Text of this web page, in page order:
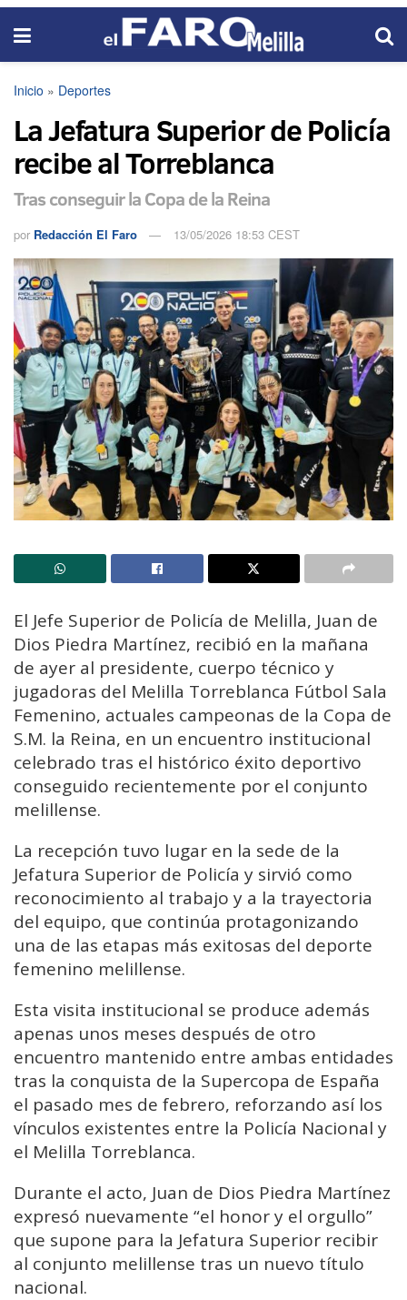
Inicio » Deportes
La Jefatura Superior de Policía
recibe al Torreblanca
Tras conseguir la Copa de la Reina
por Redacción El Faro 13/05/2026 18:53 CEST
El Jefe Superior de Policía de Melilla, Juan de
Dios Piedra Martínez, recibió en la mañana
de ayer al presidente, cuerpo técnico y
jugadoras del Melilla Torreblanca Fútbol Sala
Femenino, actuales campeonas de la Copa de
S.M. la Reina, en un encuentro institucional
celebrado tras el histórico éxito deportivo
conseguido recientemente por el conjunto
melillense.
La recepción tuvo lugar en la sede de la
Jefatura Superior de Policía y sirvió como
reconocimiento al trabajo y a la trayectoria
del equipo, que continúa protagonizando
una de las etapas más exitosas del deporte
femenino melillense.
Esta visita institucional se produce además
apenas unos meses después de otro
encuentro mantenido entre ambas entidades
tras la conquista de la Supercopa de España
el pasado mes de febrero, reforzando así los
vínculos existentes entre la Policía Nacional y
el Melilla Torreblanca.
Durante el acto, Juan de Dios Piedra Martínez
expresó nuevamente “el honor y el orgullo”
que supone para la Jefatura Superior recibir
al conjunto melillense tras un nuevo título
nacional.